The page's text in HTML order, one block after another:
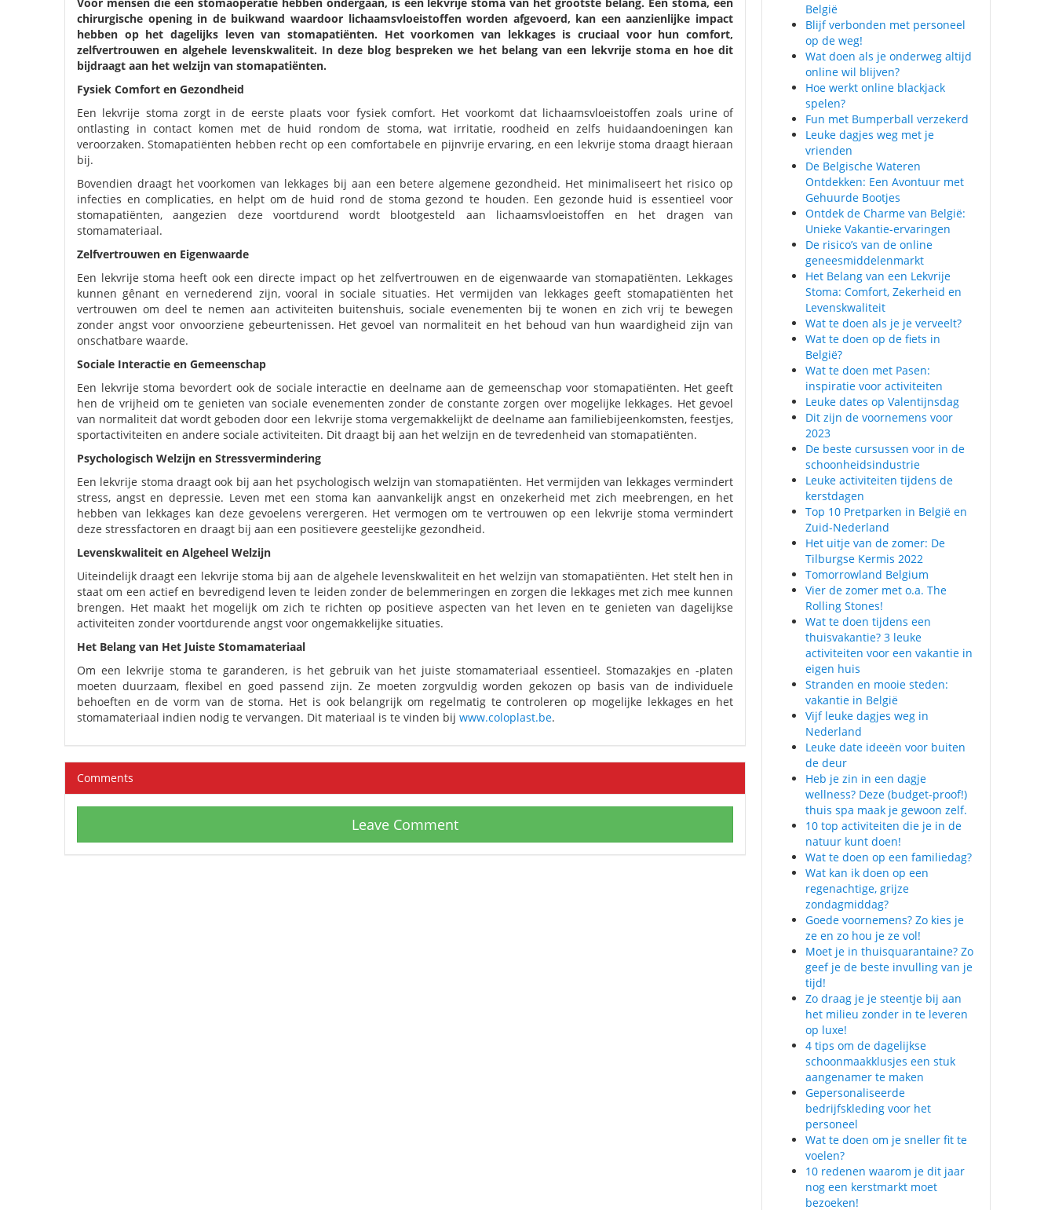
chirurgische opening in de buikwand waardoor lichaamsvloeistoffen worden afgevoerd, kan een aanzienlijke impact
hebben op het dagelijks leven van stomapatiënten. Het voorkomen van lekkages is cruciaal voor hun comfort,
zelfvertrouwen en algehele levenskwaliteit. In deze blog bespreken we het belang van een lekvrije stoma en hoe dit
bijdraagt aan het welzijn van stomapatiënten.
Fysiek Comfort en Gezondheid
Een lekvrije stoma zorgt in de eerste plaats voor fysiek comfort. Het voorkomt dat lichaamsvloeistoffen zoals urine of
ontlasting in contact komen met de huid rondom de stoma, wat irritatie, roodheid en zelfs huidaandoeningen kan
veroorzaken. Stomapatiënten hebben recht op een comfortabele en pijnvrije ervaring, en een lekvrije stoma draagt hieraan
bij.
Bovendien draagt het voorkomen van lekkages bij aan een betere algemene gezondheid. Het minimaliseert het risico op
infecties en complicaties, en helpt om de huid rond de stoma gezond te houden. Een gezonde huid is essentieel voor
stomapatiënten, aangezien deze voortdurend wordt blootgesteld aan lichaamsvloeistoffen en het dragen van
stomamateriaal.
Zelfvertrouwen en Eigenwaarde
Een lekvrije stoma heeft ook een directe impact op het zelfvertrouwen en de eigenwaarde van stomapatiënten. Lekkages
kunnen gênant en vernederend zijn, vooral in sociale situaties. Het vermijden van lekkages geeft stomapatiënten het
vertrouwen om deel te nemen aan activiteiten buitenshuis, sociale evenementen bij te wonen en zich vrij te bewegen
zonder angst voor onvoorziene gebeurtenissen. Het gevoel van normaliteit en het behoud van hun waardigheid zijn van
onschatbare waarde.
Sociale Interactie en Gemeenschap
Een lekvrije stoma bevordert ook de sociale interactie en deelname aan de gemeenschap voor stomapatiënten. Het geeft
hen de vrijheid om te genieten van sociale evenementen zonder de constante zorgen over mogelijke lekkages. Het gevoel
van normaliteit dat wordt geboden door een lekvrije stoma vergemakkelijkt de deelname aan familiebijeenkomsten, feestjes,
sportactiviteiten en andere sociale activiteiten. Dit draagt bij aan het welzijn en de tevredenheid van stomapatiënten.
Psychologisch Welzijn en Stressvermindering
Een lekvrije stoma draagt ook bij aan het psychologisch welzijn van stomapatiënten. Het vermijden van lekkages vermindert
stress, angst en depressie. Leven met een stoma kan aanvankelijk angst en onzekerheid met zich meebrengen, en het
hebben van lekkages kan deze gevoelens verergeren. Het vermogen om te vertrouwen op een lekvrije stoma vermindert
deze stressfactoren en draagt bij aan een positievere geestelijke gezondheid.
Levenskwaliteit en Algeheel Welzijn
Uiteindelijk draagt een lekvrije stoma bij aan de algehele levenskwaliteit en het welzijn van stomapatiënten. Het stelt hen in
staat om een actief en bevredigend leven te leiden zonder de belemmeringen en zorgen die lekkages met zich mee kunnen
brengen. Het maakt het mogelijk om zich te richten op positieve aspecten van het leven en te genieten van dagelijkse
activiteiten zonder voortdurende angst voor ongemakkelijke situaties.
Het Belang van Het Juiste Stomamateriaal
Om een lekvrije stoma te garanderen, is het gebruik van het juiste stomamateriaal essentieel. Stomazakjes en -platen
moeten duurzaam, flexibel en goed passend zijn. Ze moeten zorgvuldig worden gekozen op basis van de individuele
behoeften en de vorm van de stoma. Het is ook belangrijk om regelmatig te controleren op mogelijke lekkages en het
stomamateriaal indien nodig te vervangen. Dit materiaal is te vinden bij www.coloplast.be.
Comments
Leave Comment
België
Blijf verbonden met personeel
op de weg!
Wat doen als je onderweg altijd
online wil blijven?
Hoe werkt online blackjack
spelen?
Fun met Bumperball verzekerd
Leuke dagjes weg met je
vrienden
De Belgische Wateren
Ontdekken: Een Avontuur met
Gehuurde Bootjes
Ontdek de Charme van België:
Unieke Vakantie-ervaringen
De risico’s van de online
geneesmiddelenmarkt
Het Belang van een Lekvrije
Stoma: Comfort, Zekerheid en
Levenskwaliteit
Wat te doen als je je verveelt?
Wat te doen op de fiets in
België?
Wat te doen met Pasen:
inspiratie voor activiteiten
Leuke dates op Valentijnsdag
Dit zijn de voornemens voor
2023
De beste cursussen voor in de
schoonheidsindustrie
Leuke activiteiten tijdens de
kerstdagen
Top 10 Pretparken in België en
Zuid-Nederland
Het uitje van de zomer: De
Tilburgse Kermis 2022
Tomorrowland Belgium
Vier de zomer met o.a. The
Rolling Stones!
Wat te doen tijdens een
thuisvakantie? 3 leuke
activiteiten voor een vakantie in
eigen huis
Stranden en mooie steden:
vakantie in België
Vijf leuke dagjes weg in
Nederland
Leuke date ideeën voor buiten
de deur
Heb je zin in een dagje
wellness? Deze (budget-proof!)
thuis spa maak je gewoon zelf.
10 top activiteiten die je in de
natuur kunt doen!
Wat te doen op een familiedag?
Wat kan ik doen op een
regenachtige, grijze
zondagmiddag?
Goede voornemens? Zo kies je
ze en zo hou je ze vol!
Moet je in thuisquarantaine? Zo
geef je de beste invulling van je
tijd!
Zo draag je je steentje bij aan
het milieu zonder in te leveren
op luxe!
4 tips om de dagelijkse
schoonmaakklusjes een stuk
aangenamer te maken
Gepersonaliseerde
bedrijfskleding voor het
personeel
Wat te doen om je sneller fit te
voelen?
10 redenen waarom je dit jaar
nog een kerstmarkt moet
bezoeken!